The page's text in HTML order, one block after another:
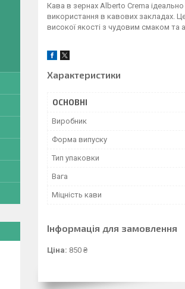
Кава в зернах Alberto Crema
використання в кавових закладах.
високої якості з чудовим смаком
Характеристики
ОСНОВНІ
Виробник
Форма випуску
Тип упаковки
Вага
Міцність кави
Інформація для замовлення
Ціна: 850 ₴